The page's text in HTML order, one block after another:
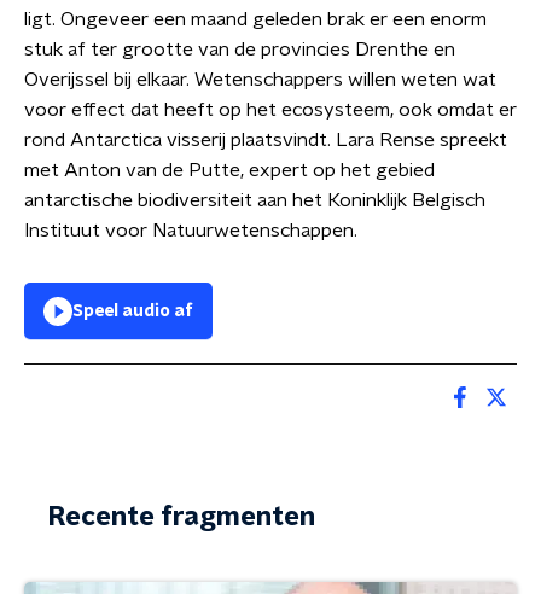
ligt. Ongeveer een maand geleden brak er een enorm
stuk af ter grootte van de provincies Drenthe en
Overijssel bij elkaar. Wetenschappers willen weten wat
voor effect dat heeft op het ecosysteem, ook omdat er
rond Antarctica visserij plaatsvindt. Lara Rense spreekt
met Anton van de Putte, expert op het gebied
antarctische biodiversiteit aan het Koninklijk Belgisch
Instituut voor Natuurwetenschappen.
Speel audio af
Recente fragmenten